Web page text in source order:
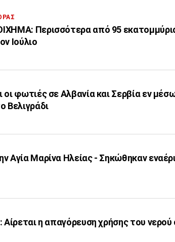
Περισσότερα από 95
Ιούλιο
οι φωτιές σε Αλβανία και Σερβία εν
Βελιγράδι
Aγία Μαρίνα Ηλείας - Σηκώθηκαν
Αίρεται η απαγόρευση χρήσης του νερού